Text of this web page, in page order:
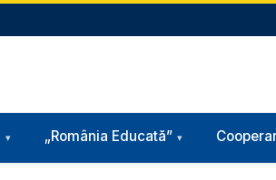
„România Educată”